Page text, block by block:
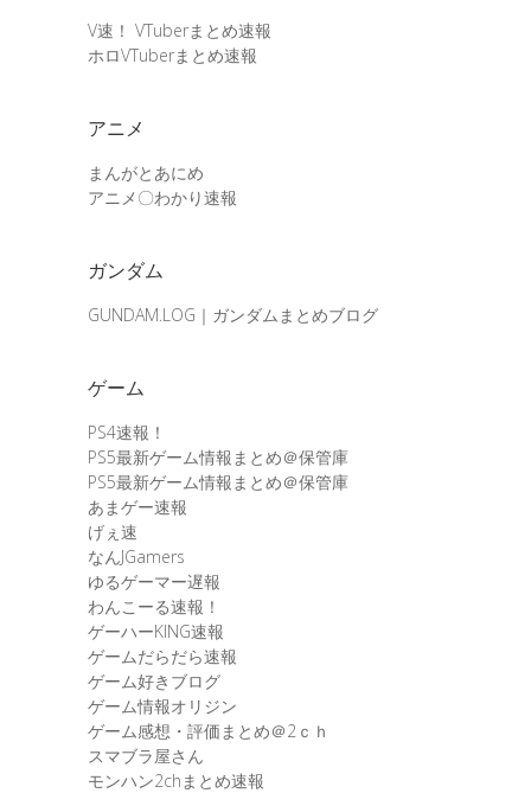
V速！ VTuberまとめ速報
ホロVTuberまとめ速報
アニメ
まんがとあにめ
アニメ〇わかり速報
ガンダム
GUNDAM.LOG｜ガンダムまとめブログ
ゲーム
PS4速報！
PS5最新ゲーム情報まとめ＠保管庫
PS5最新ゲーム情報まとめ＠保管庫
あまゲー速報
げぇ速
なんJGamers
ゆるゲーマー遅報
わんこーる速報！
ゲーハーKING速報
ゲームだらだら速報
ゲーム好きブログ
ゲーム情報オリジン
ゲーム感想・評価まとめ＠2ｃｈ
スマブラ屋さん
モンハン2chまとめ速報